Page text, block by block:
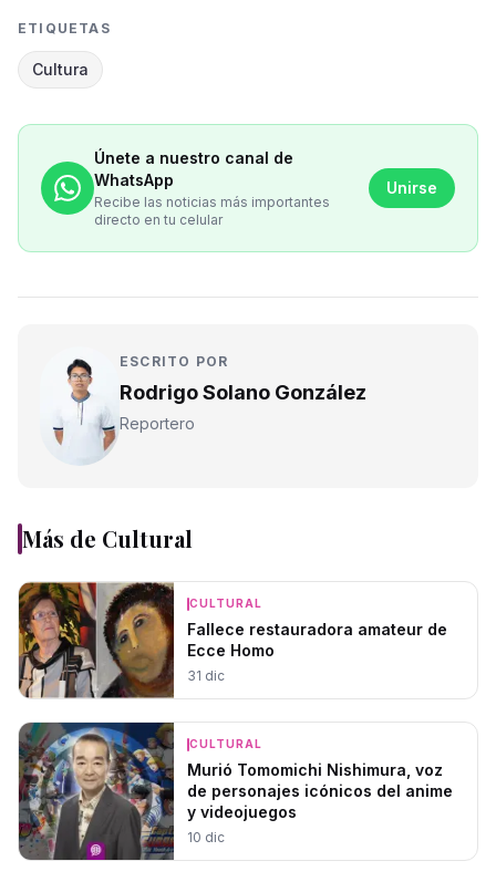
ETIQUETAS
Cultura
Únete a nuestro canal de
WhatsApp
Recibe las noticias más importantes
directo en tu celular
Unirse
ESCRITO POR
Rodrigo Solano González
Reportero
Más de Cultural
CULTURAL
Fallece restauradora amateur de
Ecce Homo
31 dic
CULTURAL
Murió Tomomichi Nishimura, voz
de personajes icónicos del anime
y videojuegos
10 dic